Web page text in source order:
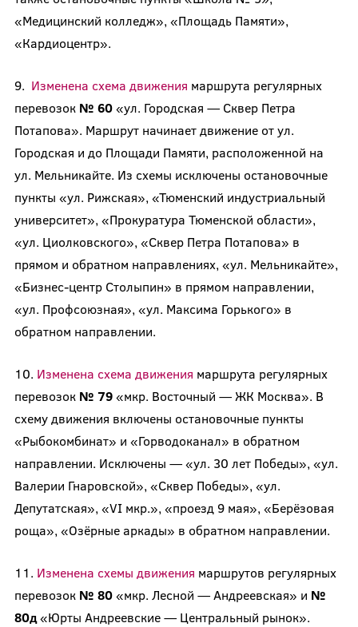
«Медицинский колледж», «Площадь Памяти»,
«Кардиоцентр».
9. Изменена схема движения маршрута регулярных
перевозок № 60«ул. Городская — Сквер Петра
Потапова». Маршрут начинает движение от ул.
Городская и до Площади Памяти, расположенной на
ул. Мельникайте. Из схемы исключены остановочные
пункты «ул. Рижская», «Тюменский индустриальный
университет», «Прокуратура Тюменской области»,
«ул. Циолковского», «Сквер Петра Потапова» в
прямом и обратном направлениях, «ул. Мельникайте»,
«Бизнес-центр Столыпин» в прямом направлении,
«ул. Профсоюзная», «ул. Максима Горького» в
обратном направлении.
10. Изменена схема движения маршрута регулярных
перевозок № 79«мкр. Восточный — ЖК Москва». В
схему движения включены остановочные пункты
«Рыбокомбинат» и «Горводоканал» в обратном
направлении. Исключены — «ул. 30 лет Победы», «ул.
Валерии Гнаровской», «Сквер Победы», «ул.
Депутатская», «VI мкр.», «проезд 9 мая», «Берёзовая
роща», «Озёрные аркады» в обратном направлении.
11. Изменена схемы движения маршрутов регулярных
перевозок № 80«мкр. Лесной — Андреевская» и №
80д«Юрты Андреевские — Центральный рынок».